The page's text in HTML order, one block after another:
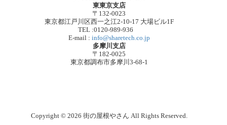
東東京支店
〒132-0023
東京都江戸川区西一之江2-10-17 大場ビル1F
TEL :0120-989-936
E-mail : info@sharetech.co.jp
多摩川支店
〒182-0025
東京都調布市多摩川3-68-1
Copyright © 2026 街の屋根やさん All Rights Reserved.